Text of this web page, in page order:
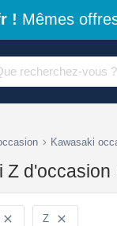
! Mêmes
Kawasaki
Z d'occasion
 Z 